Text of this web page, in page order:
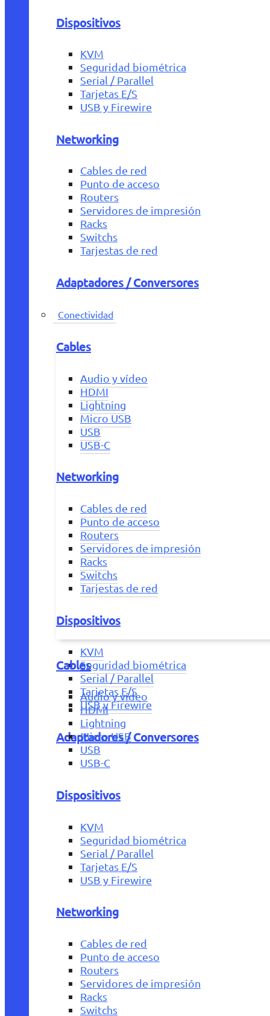
Dispositivos
KVM
Seguridad biométrica
Serial / Parallel
Tarjetas E/S
USB y Firewire
Networking
Cables de red
Punto de acceso
Routers
Servidores de impresión
Racks
Switchs
Tarjestas de red
Adaptadores / Conversores
Conectividad
Cables
Audio y vídeo
HDMI
Lightning
Micro USB
USB
USB-C
Networking
Cables de red
Punto de acceso
Routers
Servidores de impresión
Racks
Switchs
Tarjestas de red
Dispositivos
KVM
Seguridad biométrica
Serial / Parallel
Tarjetas E/S
USB y Firewire
Adaptadores / Conversores
Cables
Audio y vídeo
HDMI
Lightning
Micro USB
USB
USB-C
Dispositivos
KVM
Seguridad biométrica
Serial / Parallel
Tarjetas E/S
USB y Firewire
Networking
Cables de red
Punto de acceso
Routers
Servidores de impresión
Racks
Switchs